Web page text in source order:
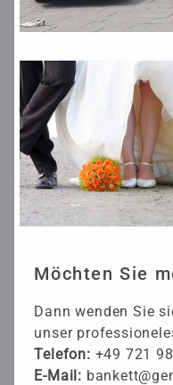
Möchten Sie
Dann wenden Sie
unser
Telefon: +49 721
E-Mail: